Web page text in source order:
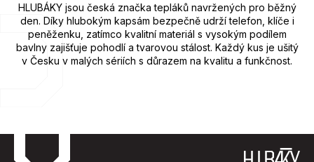
HLUBÁKY jsou česká značka tepláků navržených pro běžný
den. Díky hlubokým kapsám bezpečně udrží telefon, klíče i
peněženku, zatímco kvalitní materiál s vysokým podílem
bavlny zajišťuje pohodlí a tvarovou stálost. Každý kus je ušitý
v Česku v malých sériích s důrazem na kvalitu a funkčnost.